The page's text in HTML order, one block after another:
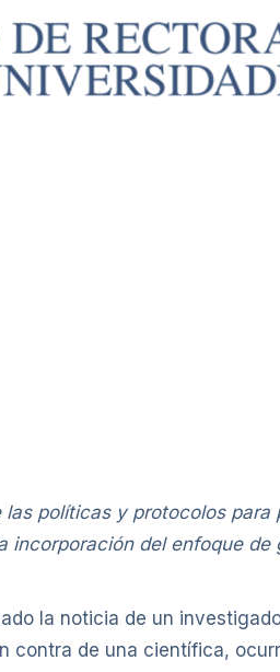
políticas y protocolos
del enfoque de
la noticia de un
de una científica,